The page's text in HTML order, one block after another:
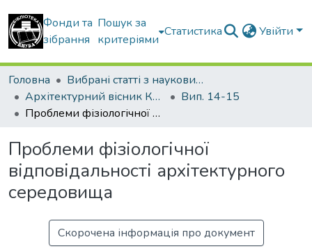
Фонди та
зібрання
Пошук за
критеріями
Статистика Увійти
Головна
Вибрані статті з наукових збірників КНУБА
Архітектурний вісник КНУБА
Вип. 14-15
Проблеми фізіологічної відповідальності архітектурного середовища
Проблеми фізіологічної
відповідальності архітектурного
середовища
Скорочена інформація про документ